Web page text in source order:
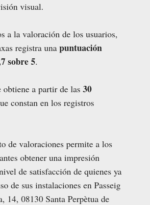
visual.
a la valoración de los usuarios,
registra una puntuación
sobre 5.
obtiene a partir de las 30
constan en los registros
de valoraciones permite a los
obtener una impresión
de satisfacción de quienes ya
de sus instalaciones en Passeig
14, 08130 Santa Perpètua de